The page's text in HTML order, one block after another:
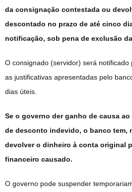
da consignação contestada ou
descontado no prazo de até cinco
notificação, sob pena de exclusão
O consignado (servidor) será
as justificativas apresentadas pelo
dias úteis.
Se o governo der ganho de causa
de desconto indevido, o banco tem,
devolver o dinheiro à conta original
financeiro causado.
O governo pode suspender